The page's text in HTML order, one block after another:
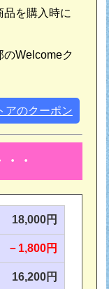
品を購入時に
Welcomeク
アのクーポン
・
18,000円
－1,800円
16,200円